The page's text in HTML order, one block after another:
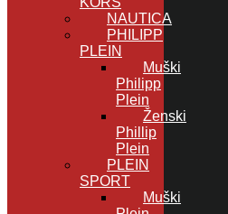
NAUTICA
PHILIPP
PLEIN
Muški
Philipp
Plein
Ženski
Phillip
Plein
PLEIN
SPORT
Muški